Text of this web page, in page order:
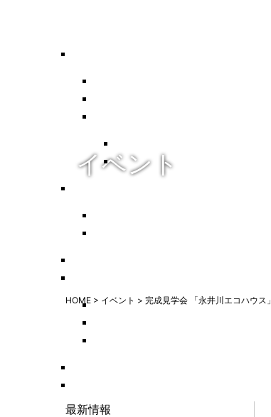
イベント
HOME > イベント > 完成見学会 「永井川エコハウス」
最新情報